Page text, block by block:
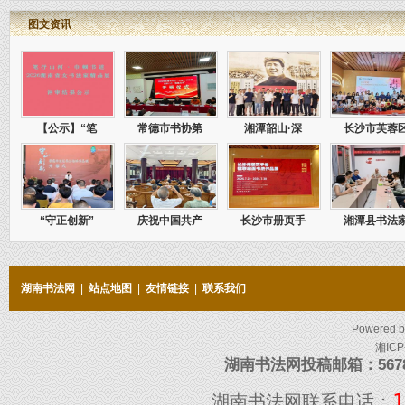
图文资讯
【公示】“笔 常德市书协第 湘潭韶山·深 长沙市芙蓉
“守正创新” 庆祝中国共产 长沙市册页手 湘潭县书法
湖南书法网 站点地图 友情链接 联系我们
Powered
湘
湖南书法网投稿邮箱：